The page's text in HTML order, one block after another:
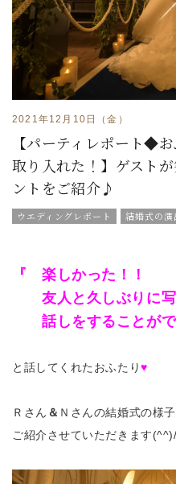
2021年12月10日（金）
【パーティレポート◆
取り入れた！】ゲスト
ントをご紹介♪
ウエディングレポート 結婚式の演
グラツィエについて
『 楽しかった！！
友人と久しぶりに写
話しをすることがで
と話してくれたおふたり♥
Ｒさん ＆ Ｎさんの結婚式の様
ご紹介させていただきます(^^)/